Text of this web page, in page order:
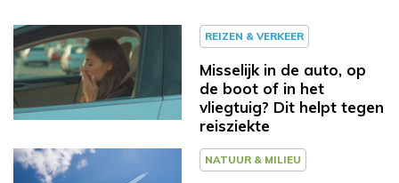
REIZEN & VERKEER
Misselijk in de auto, op
de boot of in het
vliegtuig? Dit helpt tegen
reisziekte
NATUUR & MILIEU